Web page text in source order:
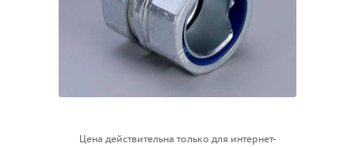
Цена действительна только для интернет-